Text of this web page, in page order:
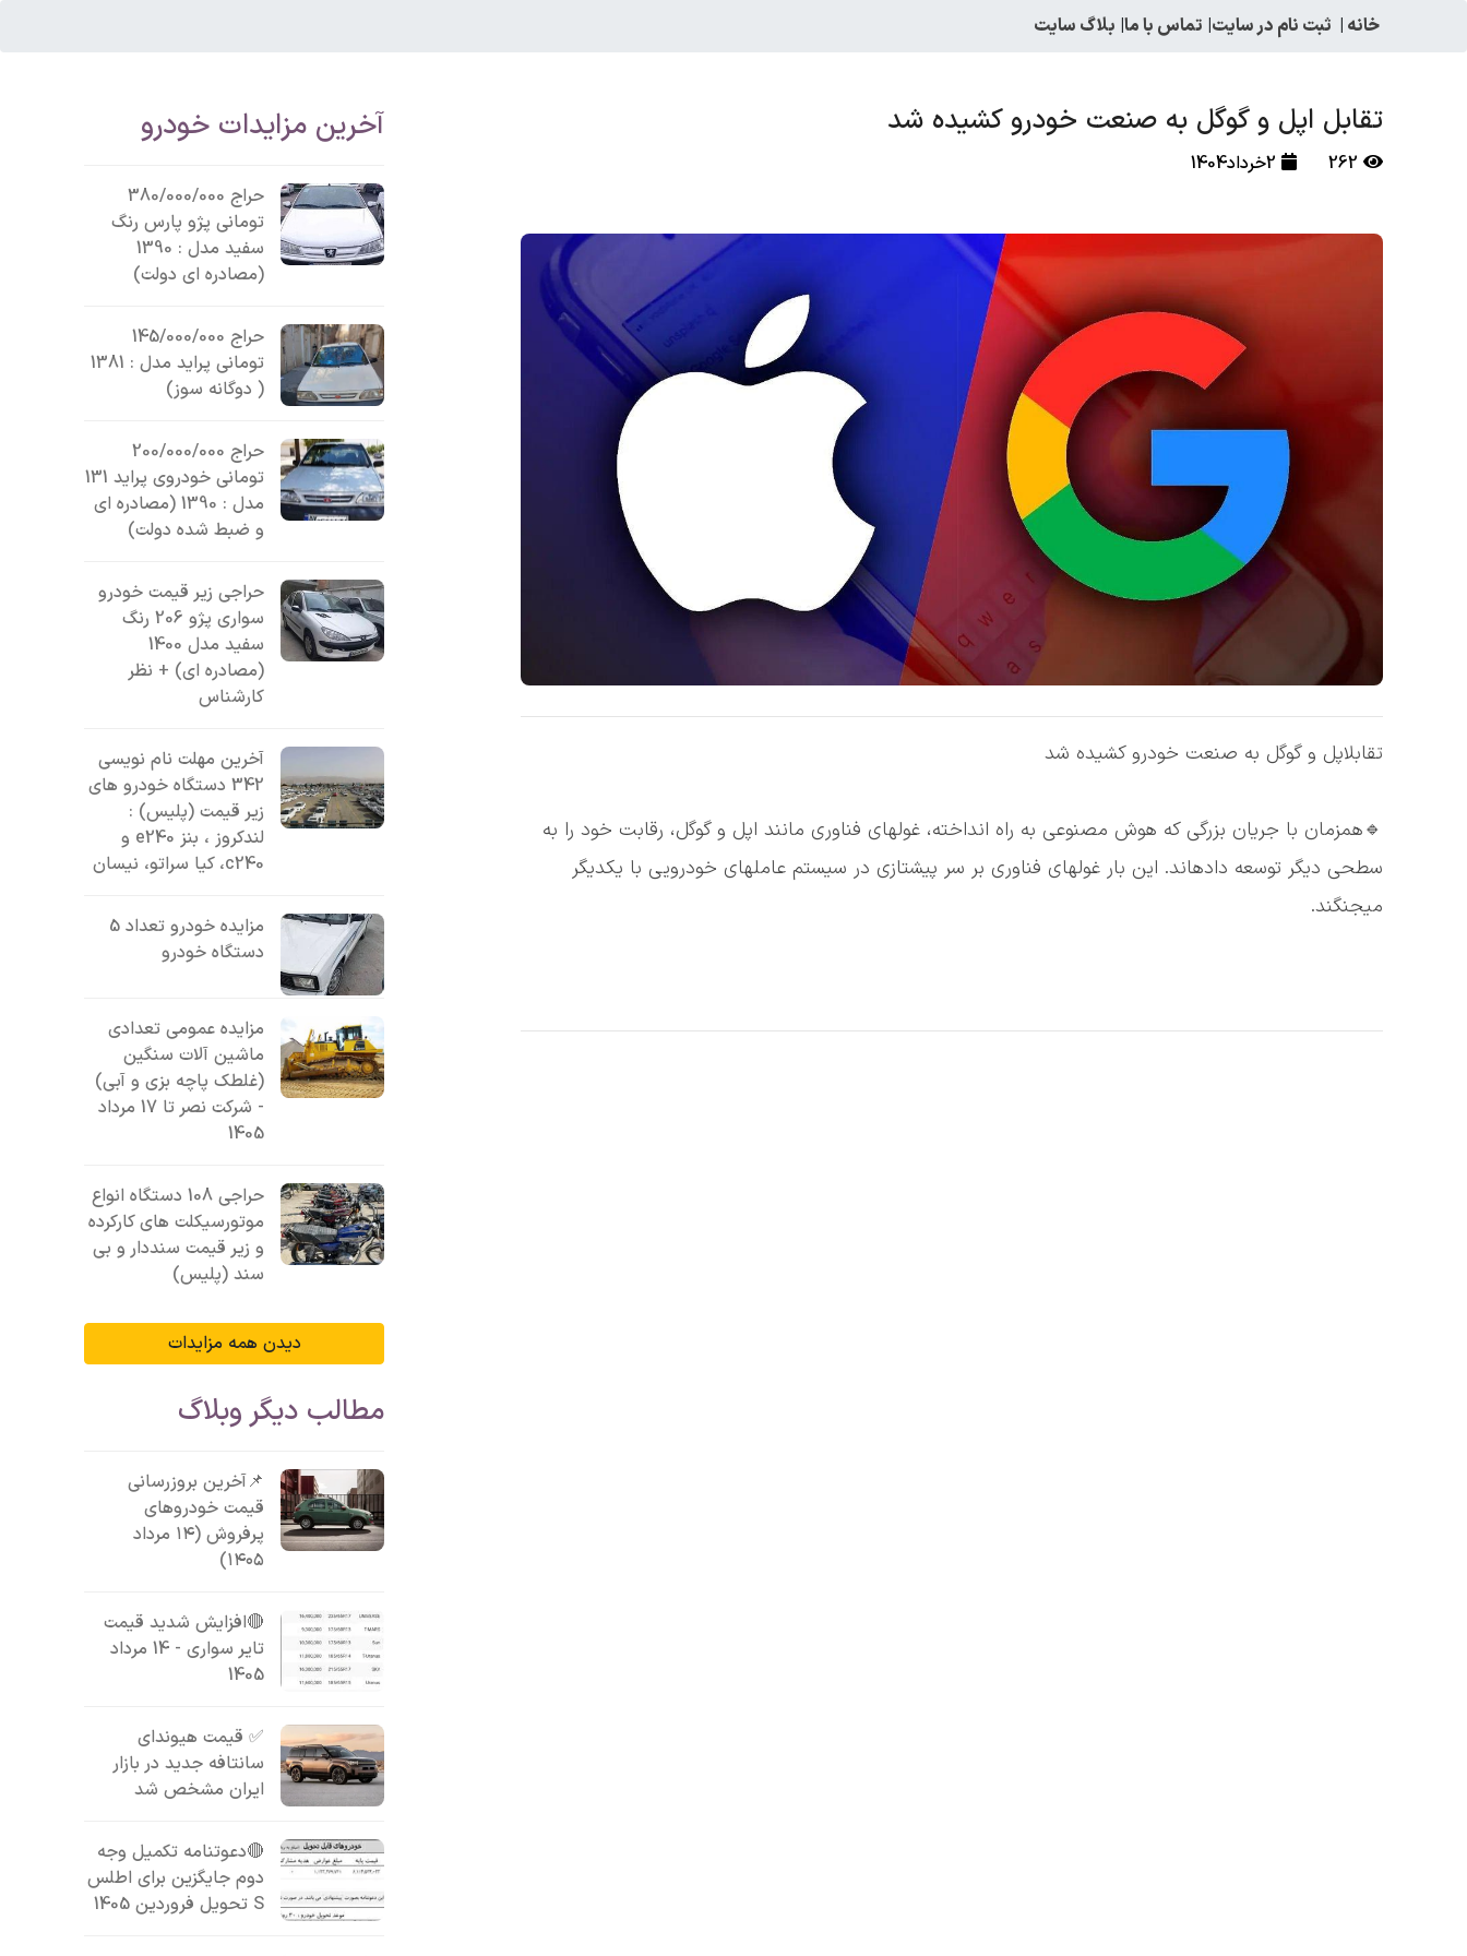
خانه | ثبت نام در سایت| تماس با ما| بلاگ سایت
تقابل اپل و گوگل به صنعت خودرو کشیده شد
262 2خرداد1404
تقابلاپل و گوگل به صنعت خودرو کشیده شد
🔹همزمان با جریان بزرگی که هوش مصنوعی به راه انداخته، غولهای فناوری مانند اپل و گوگل، رقابت خود را به
سطحی دیگر توسعه دادهاند. این بار غولهای فناوری بر سر پیشتازی در سیستم عاملهای خودرویی با یکدیگر
میجنگند.
آخرین مزایدات خودرو
حراج 380/000/000
تومانی پژو پارس رنگ
سفید مدل : 1390
(مصادره ای دولت)
حراج 145/000/000
تومانی پراید مدل : 1381
( دوگانه سوز)
حراج 200/000/000
تومانی خودروی پراید 131
مدل : 1390 (مصادره ای
و ضبط شده دولت)
حراجی زیر قیمت خودرو
سواری پژو 206 رنگ
سفید مدل 1400
(مصادره ای) + نظر
کارشناس
آخرین مهلت نام نویسی
342 دستگاه خودرو های
زیر قیمت (پلیس) :
لندکروز ، بنز e240 و
c240، کیا سراتو، نیسان
مزایده خودرو تعداد 5
دستگاه خودرو
مزایده عمومی تعدادی
ماشین آلات سنگین
(غلطک پاچه بزی و آبی)
- شرکت نصر تا 17 مرداد
1405
حراجی 108 دستگاه انواع
موتورسیکلت های کارکرده
و زیر قیمت سنددار و بی
سند (پلیس)
دیدن همه مزایدات
مطالب دیگر وبلاگ
📌آخرین بروزرسانی
قیمت خودروهای
پرفروش (۱۴ مرداد
۱۴۰۵)
🔴افزایش شدید قیمت
تایر سواری - 14 مرداد
1405
✅ قیمت هیوندای
سانتافه جدید در بازار
ایران مشخص شد
🔴دعوتنامه تکمیل وجه
دوم جایگزین برای اطلس
S تحویل فروردین 1405